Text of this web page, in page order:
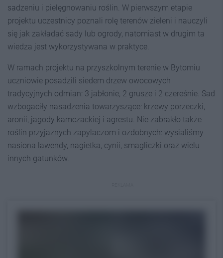
sadzeniu i pielęgnowaniu roślin. W pierwszym etapie
projektu uczestnicy poznali rolę terenów zieleni i nauczyli
się jak zakładać sady lub ogrody, natomiast w drugim ta
wiedza jest wykorzystywana w praktyce.
W ramach projektu na przyszkolnym terenie w Bytomiu
uczniowie posadzili siedem drzew owocowych
tradycyjnych odmian: 3 jabłonie, 2 grusze i 2 czereśnie. Sad
wzbogaciły nasadzenia towarzyszące: krzewy porzeczki,
aronii, jagody kamczackiej i agrestu. Nie zabrakło także
roślin przyjaznych zapylaczom i ozdobnych: wysialiśmy
nasiona lawendy, nagietka, cynii, smagliczki oraz wielu
innych gatunków.